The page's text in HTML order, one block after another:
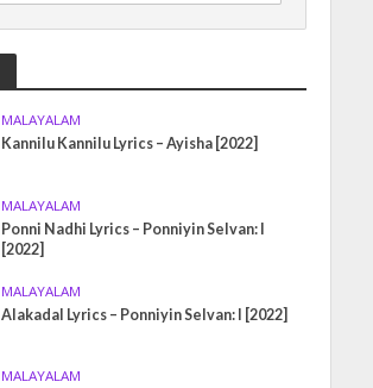
MALAYALAM
Kannilu Kannilu Lyrics – Ayisha [2022]
MALAYALAM
Ponni Nadhi Lyrics – Ponniyin Selvan: I
[2022]
MALAYALAM
Alakadal Lyrics – Ponniyin Selvan: I [2022]
MALAYALAM